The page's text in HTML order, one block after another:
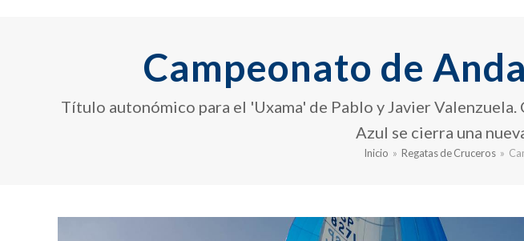
Campeonato de
Título autonómico para el 'Uxama' de Pablo y Javier
Azul se cierra una
Inicio » Regatas de Cruceros »